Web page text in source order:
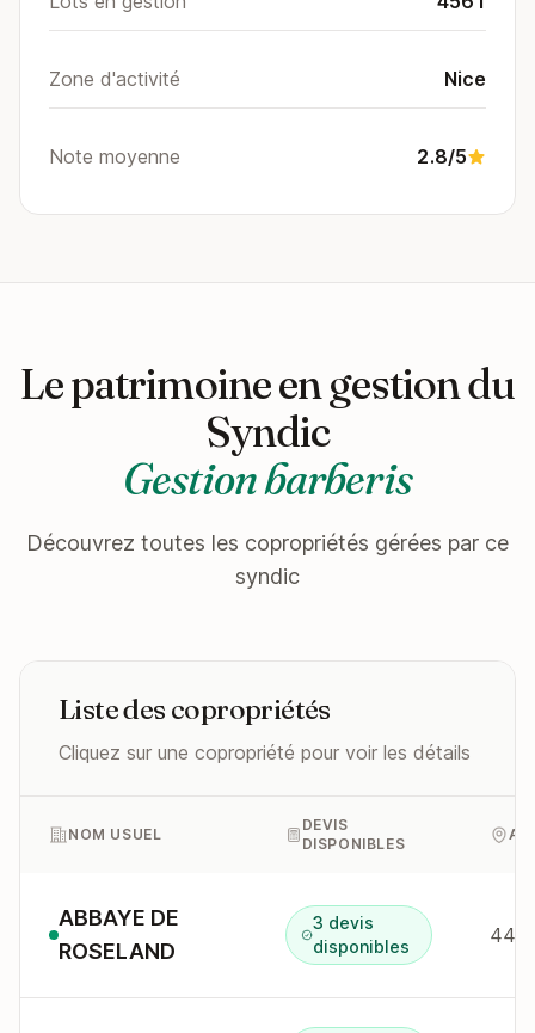
Zone d'activité Nice
Note moyenne 2.8/5
Le patrimoine en gestion du
Syndic
Gestion barberis
Découvrez toutes les copropriétés gérées par ce
syndic
Liste des copropriétés
Cliquez sur une copropriété pour voir les détails
NOM USUEL
DEVIS
DISPONIBLES
ABBAYE DE
ROSELAND
3 devis
disponibles
44